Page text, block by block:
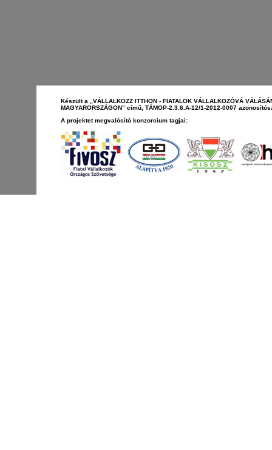
Készült a „VÁLLALKOZZ ITTHON - FIATALOK VÁLLALKOZÓVÁ
MAGYARORSZÁGON” című, TÁMOP-2.3.6.A-12/1-2012-0007
A projektet megvalósító konzorcium tagjai: